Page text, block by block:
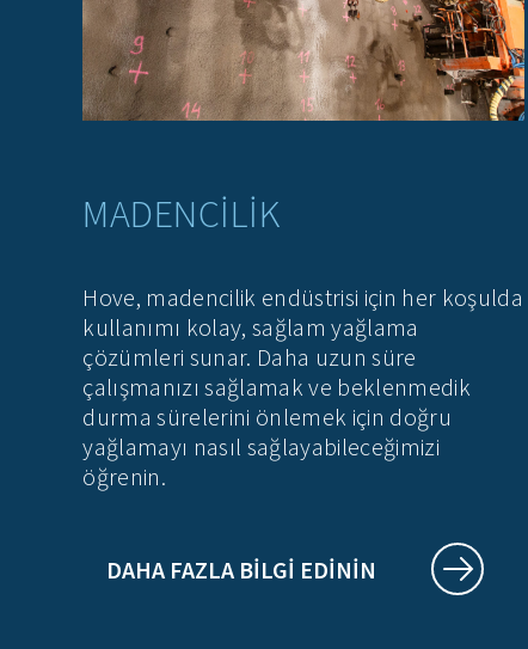
MADENCILIK
Hove, madencilik endüstrisi için her koşulda
kullanımı kolay, sağlam yağlama
çözümleri sunar. Daha uzun süre
çalışmanızı sağlamak ve beklenmedik
durma sürelerini önlemek için doğru
yağlamayı nasıl sağlayabileceğimizi
öğrenin.
DAHA FAZLA BILGI EDININ